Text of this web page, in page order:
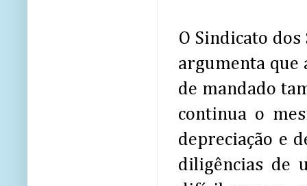
O Sindicato
argumenta que
de mandado
continua o
depreciação e
diligências de